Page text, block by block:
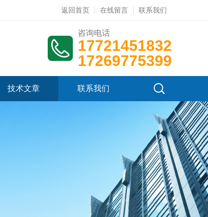
返回首页 在线留言 联系我们
咨询电话
17721451832
17269775399
技术文章 联系我们